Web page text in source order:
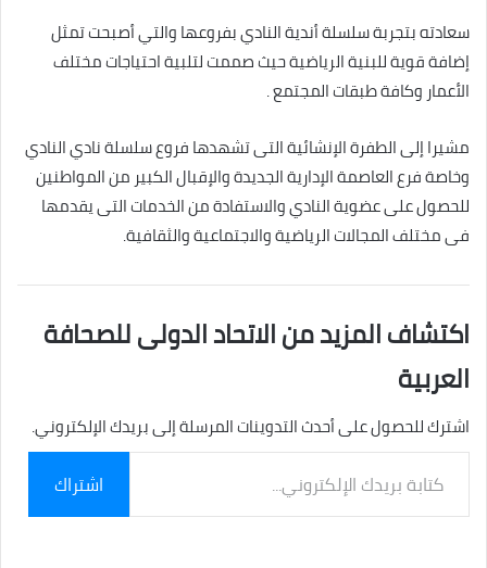
سعادته بتجربة سلسلة أندية النادي بفروعها والتي أصبحت تمثل
إضافة قوية للبنية الرياضية حيث صممت لتلبية احتياجات مختلف
الأعمار وكافة طبقات المجتمع .
مشيرا إلى الطفرة الإنشائية التى تشهدها فروع سلسلة نادي النادي
وخاصة فرع العاصمة الإدارية الجديدة والإقبال الكبير من المواطنين
للحصول على عضوية النادي والاستفادة من الخدمات التى يقدمها
فى مختلف المجالات الرياضية والاجتماعية والثقافية.
اكتشاف المزيد من الاتحاد الدولى للصحافة
العربية
اشترك للحصول على أحدث التدوينات المرسلة إلى بريدك الإلكتروني.
بريدك
الإلكتروني...
اشتراك